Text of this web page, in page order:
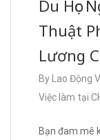
Du Học
Thuật
Lương
By Lao Động
Việc làm tại
Bạn đam mê